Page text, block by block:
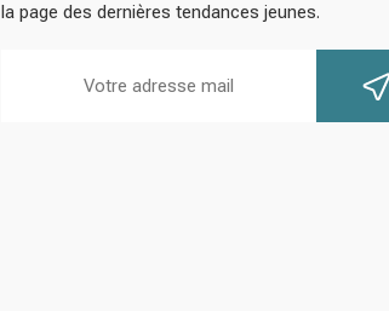
la page des dernières tendances jeunes.